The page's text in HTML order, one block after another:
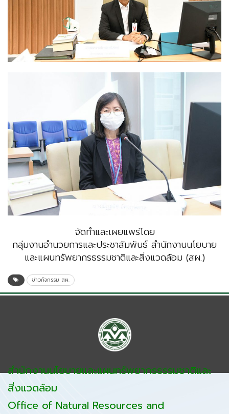
จัดทำและเผยแพร่โดย
กลุ่มงานอำนวยการและประชาสัมพันธ์ สำนักงานนโยบาย
และแผนทรัพยากรธรรมชาติและสิ่งแวดล้อม (สผ.)
ข่าวกิจกรรม สผ.
สำนักงานนโยบายและแผนทรัพยากรธรรมชาติและ
สิ่งแวดล้อม
Office of Natural Resources and